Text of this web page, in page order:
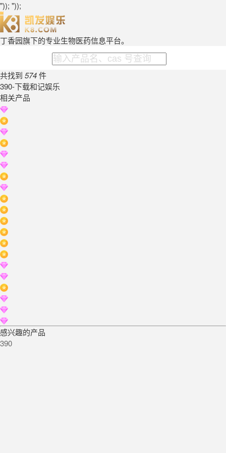
")); "));
丁香园旗下的专业生物医药信息平台。
共找到 574件
390-下载和记娱乐
相关产品
感兴趣的产品
390